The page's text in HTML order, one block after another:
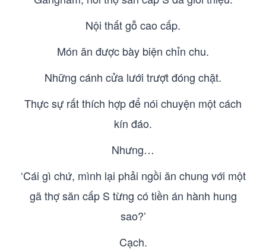
Nội thất gỗ cao cấp.
Món ăn được bày biện chỉn chu.
Những cánh cửa lưới trượt đóng chặt.
Thực sự rất thích hợp để nói chuyện một cách
kín đáo.
Nhưng…
‘Cái gì chứ, mình lại phải ngồi ăn chung với một
gã thợ săn cấp S từng có tiền án hành hung
sao?’
Cạch.